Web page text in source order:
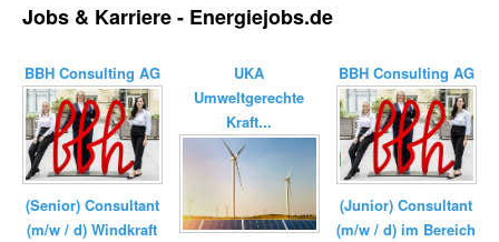
Jobs & Karriere - Energiejobs.de
BBH Consulting AG
(Senior) Consultant
(m/w / d) Windkraft
UKA
Umweltgerechte
Kraft...
BBH Consulting AG
(Junior) Consultant
(m/w / d) im Bereich